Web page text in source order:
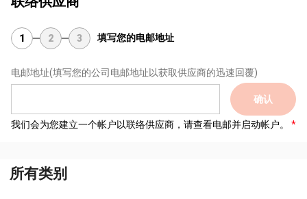
1 2 3 填写您的电邮地址
电邮地址(填写您的公司电邮地址以获取供应商的迅速回覆)
确认
我们会为您建立一个帐户以联络供应商，请查看电邮并启动帐户。
所有类别